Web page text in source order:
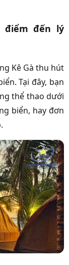
điểm đến lý
Kê Gà thu hút
Tại đây, bạn
thể thao dưới
biển, hay đơn